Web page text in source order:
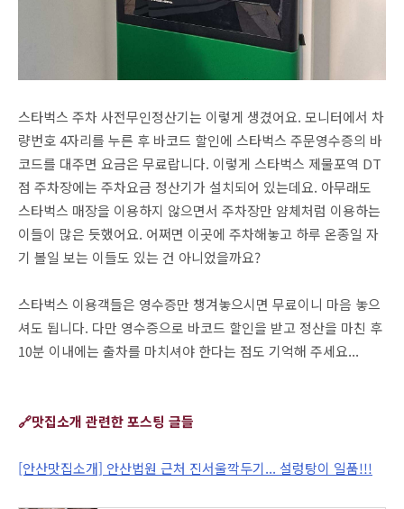
스타벅스 주차 사전무인정산기는 이렇게 생겼어요. 모니터에서 차
량번호 4자리를 누른 후 바코드 할인에 스타벅스 주문영수증의 바
코드를 대주면 요금은 무료랍니다. 이렇게 스타벅스 제물포역 DT
점 주차장에는 주차요금 정산기가 설치되어 있는데요. 아무래도
스타벅스 매장을 이용하지 않으면서 주차장만 얌체처럼 이용하는
이들이 많은 듯했어요. 어쩌면 이곳에 주차해놓고 하루 온종일 자
기 볼일 보는 이들도 있는 건 아니었을까요?
스타벅스 이용객들은 영수증만 챙겨놓으시면 무료이니 마음 놓으
셔도 됩니다. 다만 영수증으로 바코드 할인을 받고 정산을 마친 후
10분 이내에는 출차를 마치셔야 한다는 점도 기억해 주세요...
🔗맛집소개 관련한 포스팅 글들
[안산맛집소개] 안산법원 근처 진서울깍두기... 설렁탕이 일품!!!